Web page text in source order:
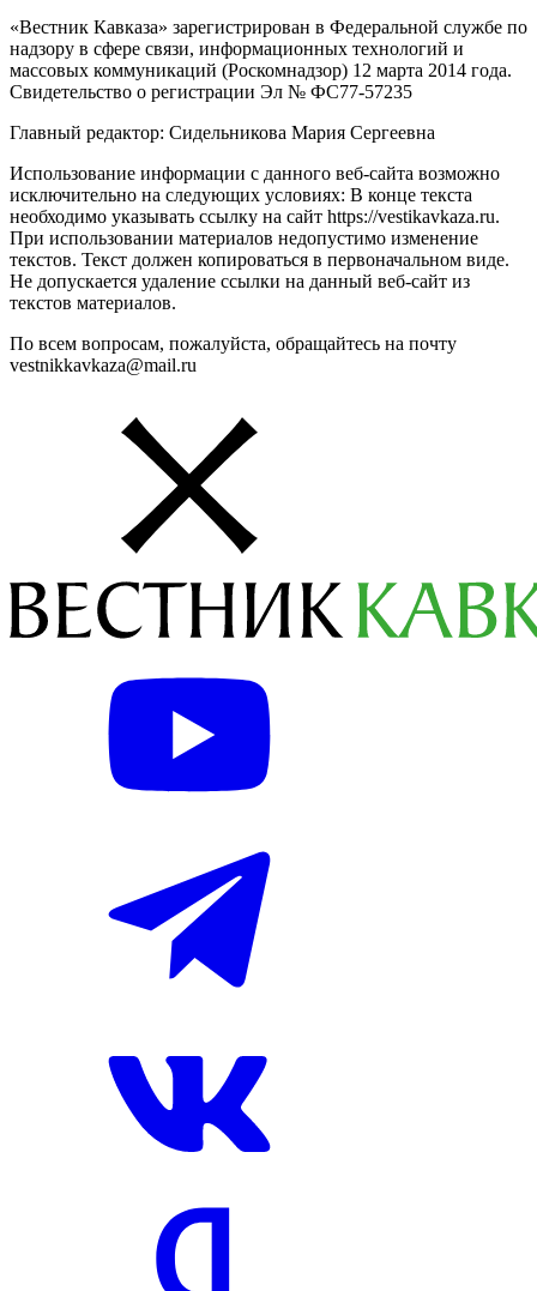
«Вестник Кавказа» зарегистрирован в Федеральной службе по
надзору в сфере связи, информационных технологий и
массовых коммуникаций (Роскомнадзор) 12 марта 2014 года.
Свидетельство о регистрации Эл № ФС77-57235
Главный редактор: Сидельникова Мария Сергеевна
Использование информации с данного веб-сайта возможно
исключительно на следующих условиях: В конце текста
необходимо указывать ссылку на сайт https://vestikavkaza.ru.
При использовании материалов недопустимо изменение
текстов. Текст должен копироваться в первоначальном виде.
Не допускается удаление ссылки на данный веб-сайт из
текстов материалов.
По всем вопросам, пожалуйста, обращайтесь на почту
vestnikkavkaza@mail.ru